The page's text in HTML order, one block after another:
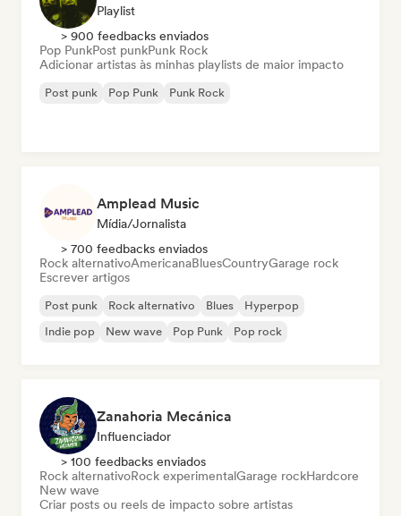
Playlist
> 900 feedbacks enviados
Pop PunkPost punkPunk Rock
Adicionar artistas às minhas playlists de maior impacto
Post punk Pop Punk Punk Rock
Amplead Music
Mídia/Jornalista
> 700 feedbacks enviados
Rock alternativoAmericanaBluesCountryGarage rock
Escrever artigos
Post punk Rock alternativo Blues
Hyperpop
Indie pop
New wave Pop Punk Pop rock
Zanahoria Mecánica
Influenciador
> 100 feedbacks enviados
Rock alternativoRock experimentalGarage rockHardcore
New wave
Criar posts ou reels de impacto sobre artistas